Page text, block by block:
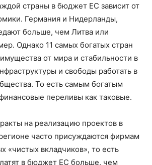
страны в бюджет ЕС зависит от
Германия и Нидерланды,
больше, чем Литва или
Однако 11 самых богатых стран
от мира и стабильности в
и свободы работать в
То есть самым богатым
переливы как таковые.
на реализацию проектов в
часто присуждаются фирмам
«чистых вкладчиков», то есть
в бюджет ЕС больше, чем